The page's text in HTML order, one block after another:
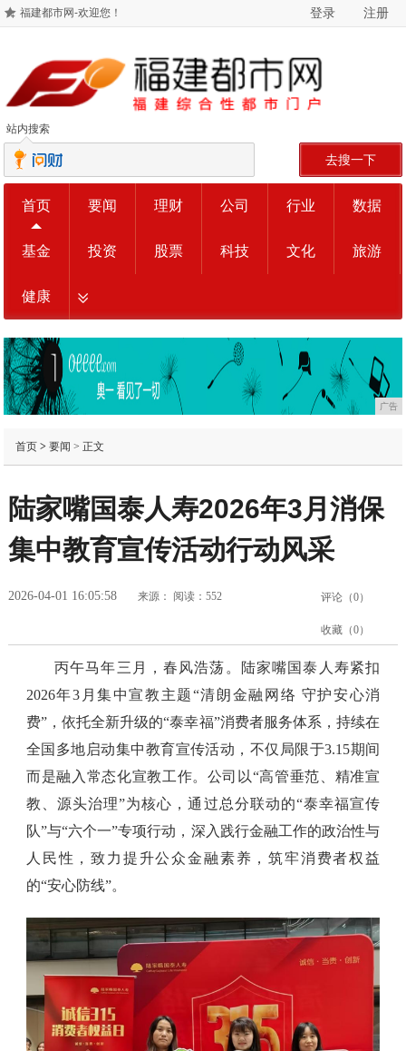
福建都市网-欢迎您！ 登录 注册
站内搜索
去搜一下
首页 要闻 理财 公司 行业 数据
基金 投资 股票 科技 文化 旅游
健康
广告
首页> 要闻 > 正文
陆家嘴国泰人寿2026年3月消保
集中教育宣传活动行动风采
2026-04-01 16:05:58 来源： 阅读：552 评论（0）
收藏（0）
丙午马年三月，春风浩荡。陆家嘴国泰人寿紧扣
2026年3月集中宣教主题“清朗金融网络 守护安心消
费”，依托全新升级的“泰幸福”消费者服务体系，持续在
全国多地启动集中教育宣传活动，不仅局限于3.15期间
而是融入常态化宣教工作。公司以“高管垂范、精准宣
教、源头治理”为核心，通过总分联动的“泰幸福宣传
队”与“六个一”专项行动，深入践行金融工作的政治性与
人民性，致力提升公众金融素养，筑牢消费者权益
的“安心防线”。